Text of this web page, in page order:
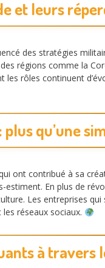
et leurs
des stratégies
régions comme la
les rôles continuent
qu’une
ont contribué à sa
En plus de
Les entreprises
réseaux sociaux.
à travers